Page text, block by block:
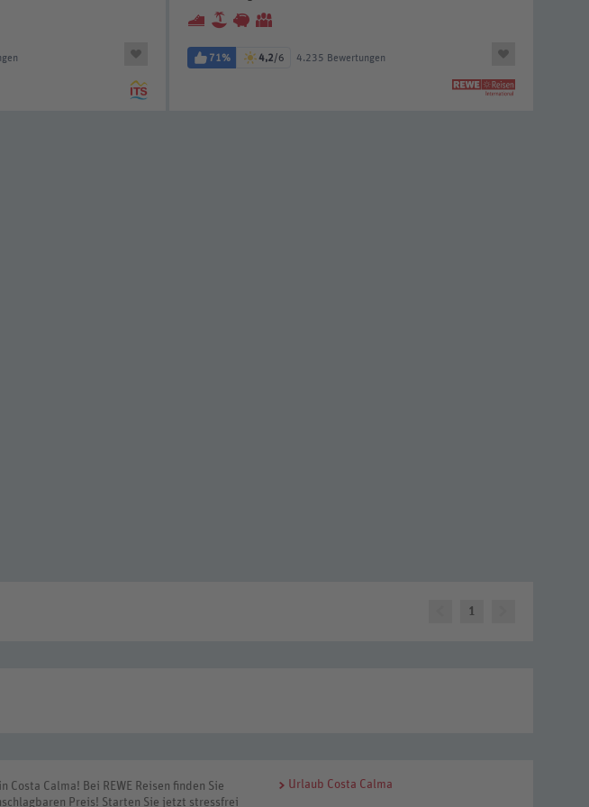
71% 4,2/6 4.235 Bewertungen
1
Calma! Bei REWE Reisen finden Sie
Preis! Starten Sie jetzt stressfrei
Urlaub Costa Calma